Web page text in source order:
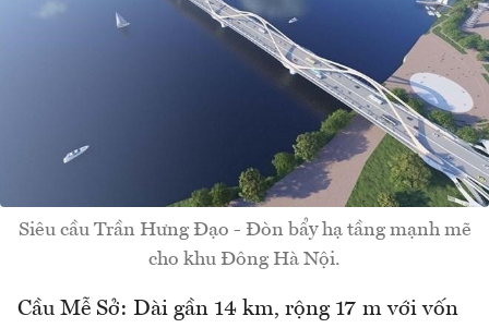
Siêu cầu Trần Hưng Đạo - Đòn bẩy hạ tầng mạnh mẽ
cho khu Đông Hà Nội.
Cầu Mễ Sở: Dài gần 14 km, rộng 17 m với vốn